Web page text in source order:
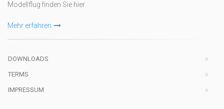
Modellflug finden Sie hier.
Mehr erfahren
DOWNLOADS
TERMS
IMPRESSUM